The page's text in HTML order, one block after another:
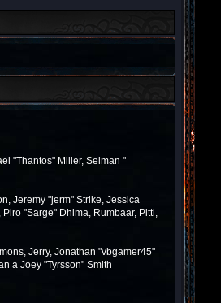
"Thantos" Miller, Selman "
Jeremy "jerm" Strike, Jessica
"Sarge" Dhima, Rumbaar, Pitti,
Jerry, Jonathan "vbgamer45"
a Joey "Tyrsson" Smith